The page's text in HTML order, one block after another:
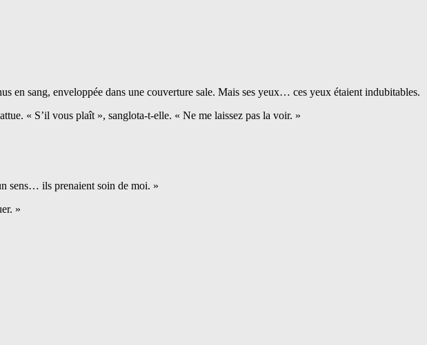
en sang, enveloppée dans une couverture sale. Mais ses yeux… ces yeux étaient indubitables.
« S’il vous plaît », sanglota-t-elle. « Ne me laissez pas la voir. »
sens… ils prenaient soin de moi. »
»